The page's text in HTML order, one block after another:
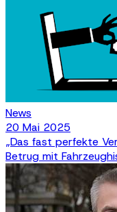
News
20 Mai 2025
„Das fast perfekte
Betrug mit